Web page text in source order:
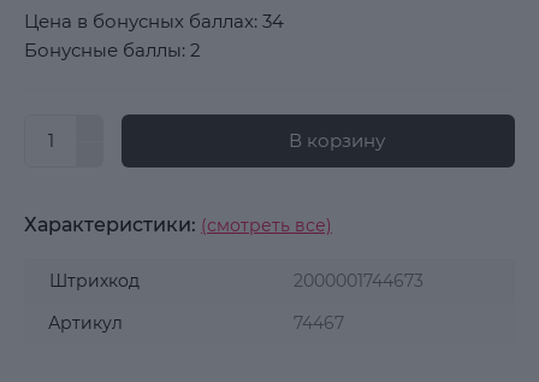
Цена в бонусных баллах: 34
Бонусные баллы: 2
В корзину
Характеристики: (смотреть все)
Штрихкод
2000001744673
Артикул
74467